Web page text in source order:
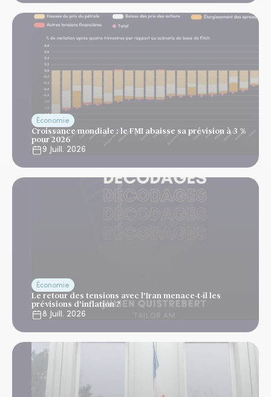
Économie
Croissance mondiale : le FMI abaisse sa prévision à 3 %
pour 2026
9 Juill. 2026
Économie
Le retour des tensions avec l’Iran menace-t-il les
prévisions d’inflation ?
8 Juill. 2026